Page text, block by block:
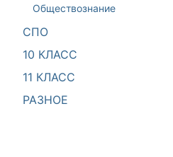
Обществознание
СПО
10 КЛАСС
11 КЛАСС
РАЗНОЕ